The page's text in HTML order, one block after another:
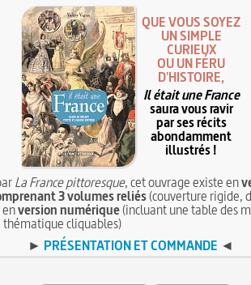
QUE VOUS SOYEZ
UN SIMPLE
CURIEUX
OU UN FÉRU
D'HISTOIRE,
Il était une France
saura vous ravir
par ses récits
abondamment
illustrés !
La France pittoresque, cet ouvrage existe en
3 volumes reliés(couverture rigide,
enversion numérique(incluant une table des
thématique cliquables)
► PRÉSENTATION ET COMMANDE ◄